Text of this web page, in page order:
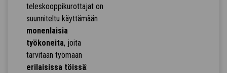
teleskooppikurottajat on
suunniteltu käyttämään
monenlaisia
työkoneita, joita
tarvitaan työmaan
erilaisissa töissä: